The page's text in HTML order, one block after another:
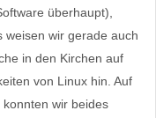
überhaupt),
weisen wir gerade auch
in den Kirchen auf
von Linux hin. Auf
wir beides